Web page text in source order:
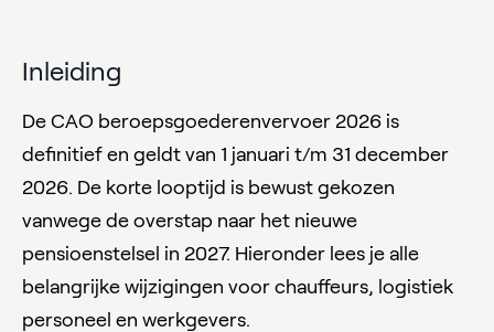
Inleiding
De CAO beroepsgoederenvervoer 2026 is
definitief en geldt van 1 januari t/m 31 december
2026. De korte looptijd is bewust gekozen
vanwege de overstap naar het nieuwe
pensioenstelsel in 2027. Hieronder lees je alle
belangrijke wijzigingen voor chauffeurs, logistiek
personeel en werkgevers.